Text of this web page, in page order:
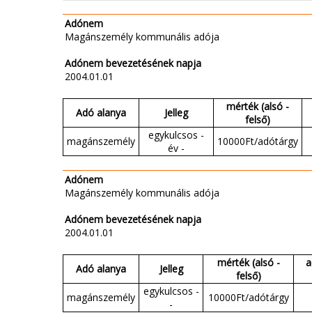
Adónem
Magánszemély kommunális adója
Adónem bevezetésének napja
2004.01.01
Adó alanya Jelleg
mérték (alsó -
felső)
magánszemély
egykulcsos -
év -
10000Ft/adótárgy
Adónem
Magánszemély kommunális adója
Adónem bevezetésének napja
2004.01.01
Adó alanya Jelleg
mérték (alsó -
felső)
magánszemély
egykulcsos -
-
10000Ft/adótárgy